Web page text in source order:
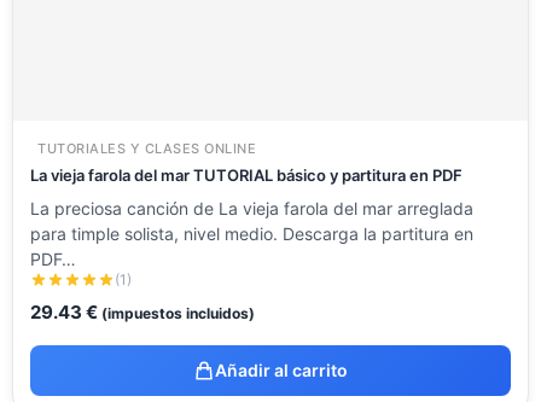
TUTORIALES Y CLASES ONLINE
La vieja farola del mar TUTORIAL básico y partitura en PDF
La preciosa canción de La vieja farola del mar arreglada
para timple solista, nivel medio. Descarga la partitura en
PDF…
(1)
29.43 € (impuestos incluidos)
Añadir al carrito